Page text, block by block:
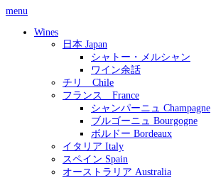
menu
Wines
日本 Japan
シャトー・メルシャン
ワイン余話
チリ Chile
フランス France
シャンパーニュ Champagne
ブルゴーニュ Bourgogne
ボルドー Bordeaux
イタリア Italy
スペイン Spain
オーストラリア Australia